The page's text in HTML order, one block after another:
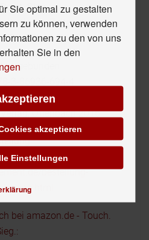
Sieg.
in Zeiten der
Transformation
gebunden
(D) | € 30,80 (A)
Offenbach 2016
bestellung-
bei amazon.de - Touch.
Sie optimal zu gestalten
zu können, verwenden
zu den von uns
Sie in den
akzeptieren
Einstellungen